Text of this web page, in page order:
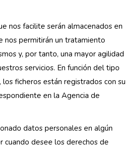
nos facilite serán almacenados en
nos permitirán un tratamiento
y, por tanto, una mayor agilidad
servicios. En función del tipo
ficheros están registrados con su
en la Agencia de
datos personales en algún
cuando desee los derechos de